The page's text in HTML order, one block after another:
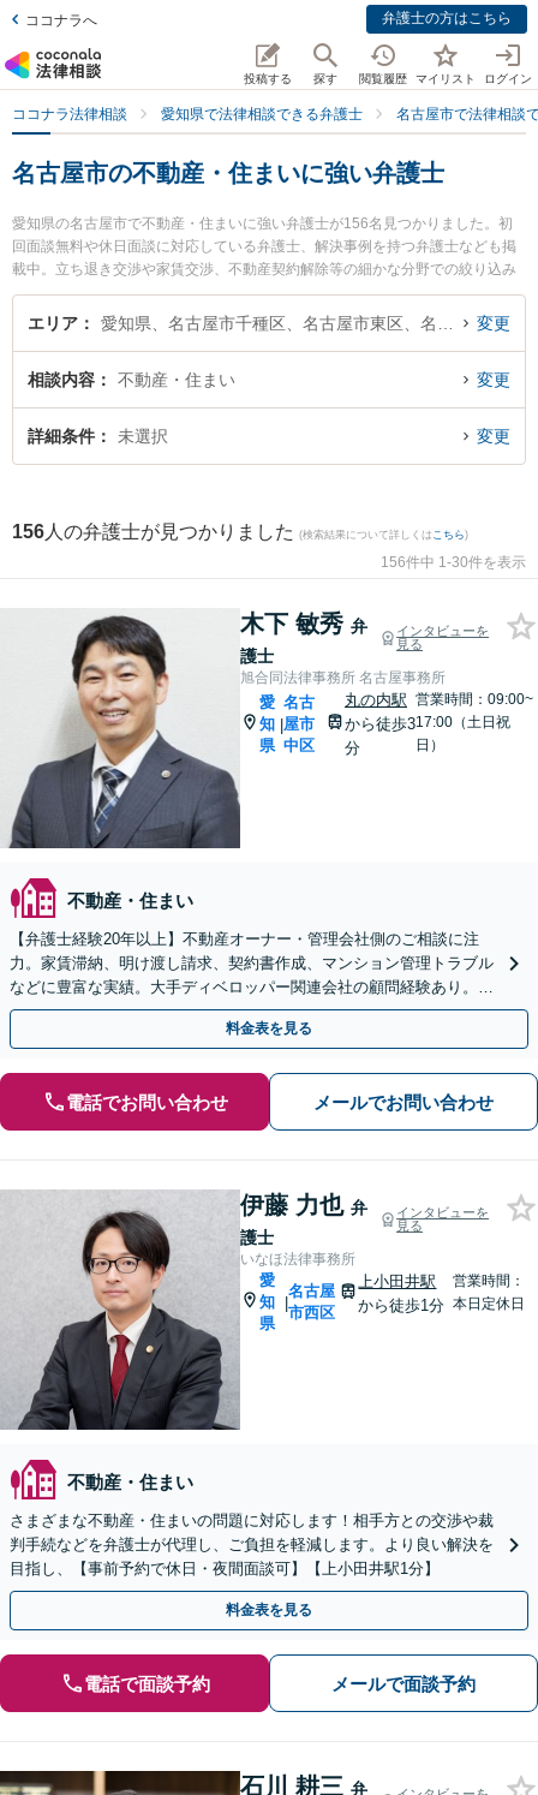
ココナラへ 弁護士の方はこちら
投稿する 探す 閲覧履歴 マイリスト ログイン
ココナラ法律相談 愛知県で法律相談できる弁護士 名古屋市で法律相談
名古屋市の不動産・住まいに強い弁護士
愛知県の名古屋市で不動産・住まいに強い弁護士が156名見つかりました。初
回面談無料や休日面談に対応している弁護士、解決事例を持つ弁護士なども掲
載中。立ち退き交渉や家賃交渉、不動産契約解除等の細かな分野での絞り込み
検索もでき便利です。特に旭合同法律事務所 名古屋事務所の木下 敏秀弁護士や
いなほ法律事務所の伊藤 力也弁護士、名古屋葵綜合法律事務所の石川 耕三弁護
したい』『不動産・住まいのトラブル解決の実績豊富な近くの弁護士を検索し
たい』『初回相談無料で不動産・住まいを法律相談できる名古屋市内の弁護士
に相談予約したい』などでお困りの相談者さんにおすすめです。
エリア 変更
相談内容 不動産・住まい 変更
詳細条件 未選択 変更
156 人の弁護士が見つかりました (検索結果について詳しくは こちら)
156件中 1-30件を表示
木下 敏秀 弁
護士
インタビューを
見る
旭合同法律事務所 名古屋事務所
愛
知
県
|
名古
屋市
中区
丸の内駅
から徒歩3
分
営業時間：09:00~
17:00（土日祝
日）
不動産・住まい
【弁護士経験20年以上】不動産オーナー・管理会社側のご相談に注
力。家賃滞納、明け渡し請求、契約書作成、マンション管理トラブル
などに豊富な実績。大手ディベロッパー関連会社の顧問経験あり。収
益物件の相続相談も対応【初回面談無料】
料金表を見る
電話でお問い合わせ メールでお問い合わせ
伊藤 力也 弁
護士
インタビューを
見る
いなほ法律事務所
愛
知
県
|
名古屋
市西区
上小田井駅
から徒歩1分
営業時間：
本日定休日
不動産・住まい
さまざまな不動産・住まいの問題に対応します！相手方との交渉や裁
判手続などを弁護士が代理し、ご負担を軽減します。より良い解決を
目指し、【事前予約で休日・夜間面談可】【上小田井駅1分】
料金表を見る
電話で面談予約 メールで面談予約
石川 耕三 弁